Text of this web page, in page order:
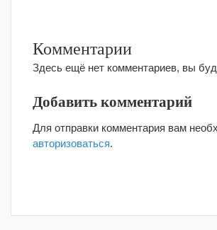
Комментарии
Здесь ещё нет комментариев, вы
Добавить комментарий
Для отправки комментария вам
авторизоваться.